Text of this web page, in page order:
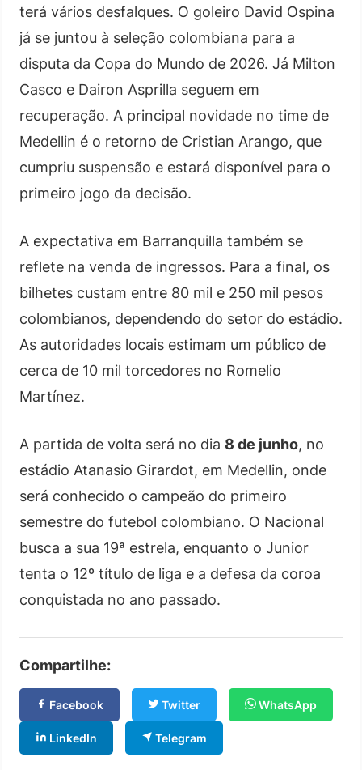
terá vários desfalques. O goleiro David Ospina
já se juntou à seleção colombiana para a
disputa da Copa do Mundo de 2026. Já Milton
Casco e Dairon Asprilla seguem em
recuperação. A principal novidade no time de
Medellin é o retorno de Cristian Arango, que
cumpriu suspensão e estará disponível para o
primeiro jogo da decisão.
A expectativa em Barranquilla também se
reflete na venda de ingressos. Para a final, os
bilhetes custam entre 80 mil e 250 mil pesos
colombianos, dependendo do setor do estádio.
As autoridades locais estimam um público de
cerca de 10 mil torcedores no Romelio
Martínez.
A partida de volta será no dia 8 de junho, no
estádio Atanasio Girardot, em Medellin, onde
será conhecido o campeão do primeiro
semestre do futebol colombiano. O Nacional
busca a sua 19ª estrela, enquanto o Junior
tenta o 12º título de liga e a defesa da coroa
conquistada no ano passado.
Compartilhe:
Facebook Twitter WhatsApp
LinkedIn Telegram